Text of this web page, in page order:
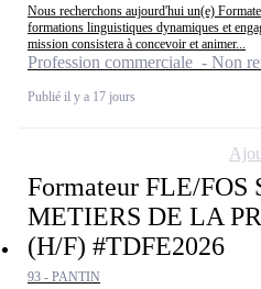
Nous recherchons aujourd'hui un(e)
formations linguistiques dynamiques et
mission consistera à concevoir et animer...
Profession commerciale - Non
Publié il y a 17 jours
Formateur FLE/FOS
METIERS DE LA
(H/F) #TDFE2026
93 - PANTIN